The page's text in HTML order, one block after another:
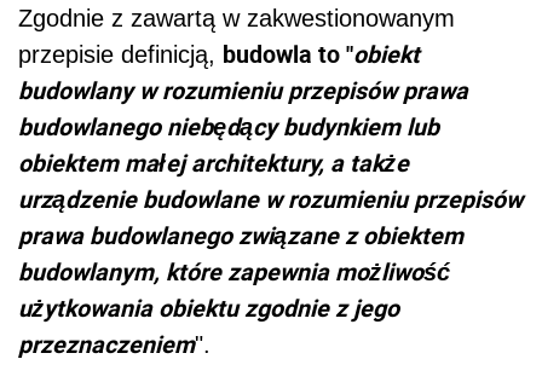
Zgodnie z zawartą w zakwestionowanym
przepisie definicją, budowla to "obiekt
budowlany w rozumieniu przepisów prawa
budowlanego niebędący budynkiem lub
obiektem małej architektury, a także
urządzenie budowlane w rozumieniu przepisów
prawa budowlanego związane z obiektem
budowlanym, które zapewnia możliwość
użytkowania obiektu zgodnie z jego
przeznaczeniem".